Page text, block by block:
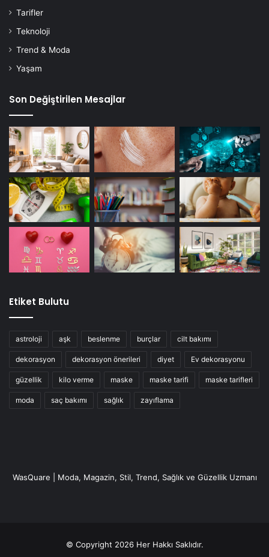
Tarifler
Teknoloji
Trend & Moda
Yaşam
Son Değiştirilen Mesajlar
Etiket Bulutu
astroloji aşk beslenme burçlar cilt bakımı
dekorasyon dekorasyon önerileri diyet Ev dekorasyonu
güzellik kilo verme maske maske tarifi maske tarifleri
moda saç bakımı sağlık zayıflama
WasQuare | Moda, Magazin, Stil, Trend, Sağlık ve Güzellik Uzmanı
© Copyright 2026 Her Hakkı Saklıdır.